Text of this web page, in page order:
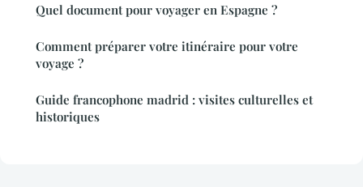
Quel document pour voyager en Espagne ?
Comment préparer votre itinéraire pour votre
voyage ?
Guide francophone madrid : visites culturelles et
historiques